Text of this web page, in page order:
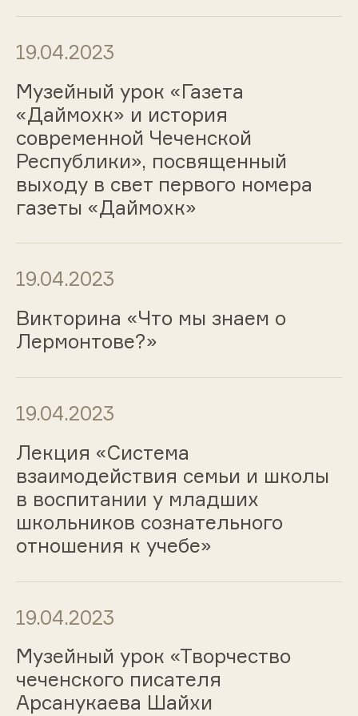
19.04.2023
Музейный урок «Газета
«Даймохк» и история
современной Чеченской
Республики», посвященный
выходу в свет первого номера
газеты «Даймохк»
19.04.2023
Викторина «Что мы знаем о
Лермонтове?»
19.04.2023
Лекция «Система
взаимодействия семьи и школы
в воспитании у младших
школьников сознательного
отношения к учебе»
19.04.2023
Музейный урок «Творчество
чеченского писателя
Арсанукаева Шайхи